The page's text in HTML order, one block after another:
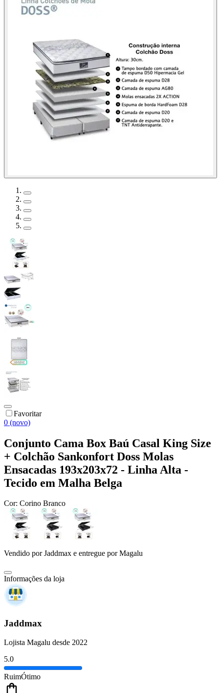
Favoritar
0 (novo)
Conjunto Cama Box Baú Casal King Size
+ Colchão Sankonfort Doss Molas
Ensacadas 193x203x72 - Linha Alta -
Tecido em Malha Belga
Cor: Corino Branco
Vendido porJaddmax e entregue por Magalu
Informações da loja
Jaddmax
Lojista Magalu desde 2022
5.0
RuimÓtimo